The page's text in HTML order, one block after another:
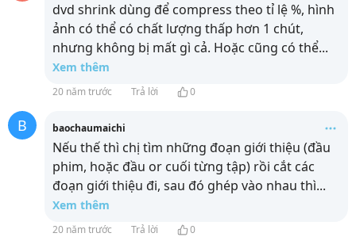
dvd shrink dùng để compress theo tỉ lệ %, hình
ảnh có thể có chất lượng thấp hơn 1 chút,
nhưng không bị mất gì cả. Hoặc cũng có thể...
Xem thêm
20 năm trước Trả lời 0
B baochaumaichi
Nếu thế thì chị tìm những đoạn giới thiệu (đầu
phim, hoặc đầu or cuối từng tập) rồi cắt các
đoạn giới thiệu đi, sau đó ghép vào nhau thì...
Xem thêm
20 năm trước Trả lời 0